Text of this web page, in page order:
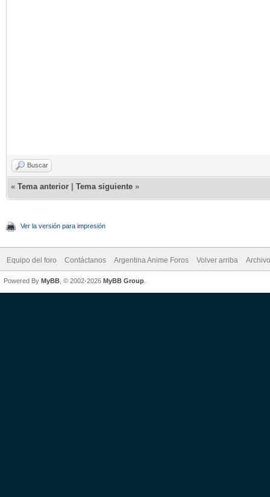
Buscar
« Tema anterior Tema siguiente »
Ver la versión para impresión
Equipo del foro Contáctanos Argentina Anime Foros Volver arriba
Powered By MyBB , © 2002-2026 MyBB Group